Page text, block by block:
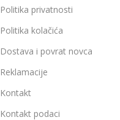
Politika privatnosti
Politika kolačića
Dostava i povrat novca
Reklamacije
Kontakt
Kontakt podaci